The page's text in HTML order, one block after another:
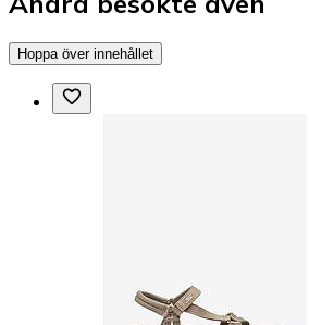
Hoppa över innehållet